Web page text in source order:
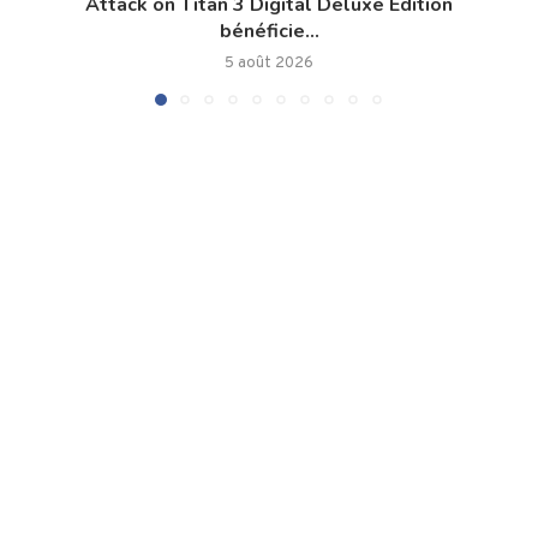
bénéficie...
5 août 2026